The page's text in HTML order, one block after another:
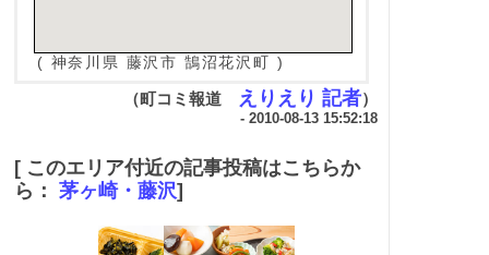
( 神奈川県 藤沢市 鵠沼花沢町 )
（町コミ報道 えりえり 記者）
- 2010-08-13 15:52:18
[ このエリア付近の記事投稿はこちらか
ら： 茅ヶ崎・藤沢]